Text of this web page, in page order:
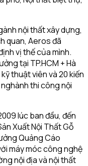
nội thất xây dựng,
quan, Aeros đã
vị thế của mình.
tại TP.HCM + Hà
thuật viên và 20 kiến
thi công nội
lúc ban đầu, đến
Xuất Nội Thất Gỗ
Quảng Cáo
máy móc công nghệ
nội địa và nội thất